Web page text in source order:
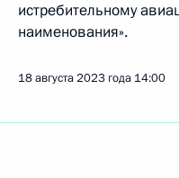
истребительному
наименования».
18 августа 2023 года 14:00